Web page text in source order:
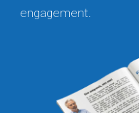
engagement.